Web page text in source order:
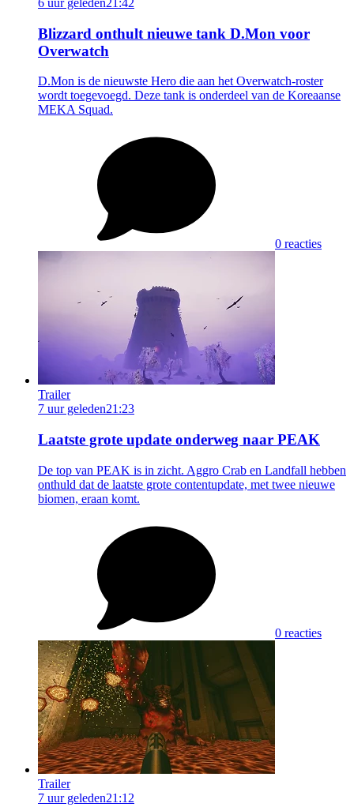
Blizzard onthult nieuwe tank D.Mon voor
Overwatch
D.Mon is de nieuwste Hero die aan het Overwatch-roster
wordt toegevoegd. Deze tank is onderdeel van de Koreaanse
MEKA Squad.
0 reacties
Trailer
7 uur geleden21:23
Laatste grote update onderweg naar PEAK
De top van PEAK is in zicht. Aggro Crab en Landfall hebben
onthuld dat de laatste grote contentupdate, met twee nieuwe
biomen, eraan komt.
0 reacties
Trailer
7 uur geleden21:12